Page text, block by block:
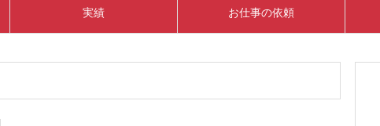
実績 お仕事の依頼